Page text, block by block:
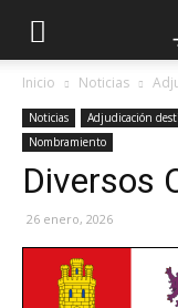
Inicio Noticias
Noticias Adjudicación
Nombramiento
Diversos
26 enero, 2026